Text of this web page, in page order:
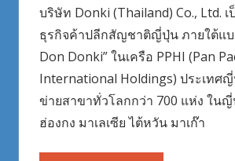
บริษัท Donki (Thailand) Co., Ltd. เ
ธุรกิจค้าปลีกสัญชาติญี่ปุ่น ภายใต้แบ
Don Donki” ในเครือ PPHI (Pan
International Holdings) ประเทศ
ข่ายสาขาทั่วโลกกว่า 700 แห่ง ใน
ฮ่องกง มาเลเซีย ไต้หวัน มาเก๊า